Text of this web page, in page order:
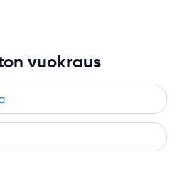
vuokraus